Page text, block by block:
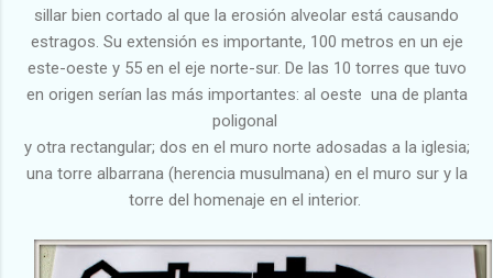
sillar bien cortado al que la erosión alveolar está causando
estragos. Su extensión es importante, 100 metros en un eje
este-oeste y 55 en el eje norte-sur. De las 10 torres que tuvo
en origen serían las más importantes: al oeste una de planta
poligonal
y otra rectangular; dos en el muro norte adosadas a la iglesia;
una torre albarrana (herencia musulmana) en el muro sur y la
torre del homenaje en el interior.